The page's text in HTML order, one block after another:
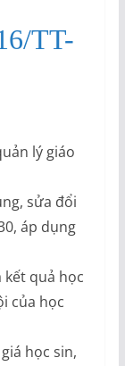
TT-
lý giáo
sửa đổi
áp dụng
quả học
của học
học sin,